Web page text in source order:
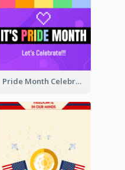
Pride Month Celebration Instagram Story Design